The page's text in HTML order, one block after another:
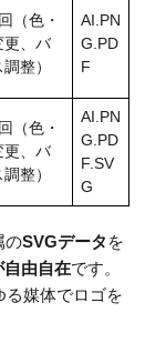
（色・
更、バ
整）
AI.PN
G.PD
F
（色・
更、バ
整）
AI.PN
G.PD
F.SV
G
のSVGデータ を
由自在です。
る媒体でロゴを